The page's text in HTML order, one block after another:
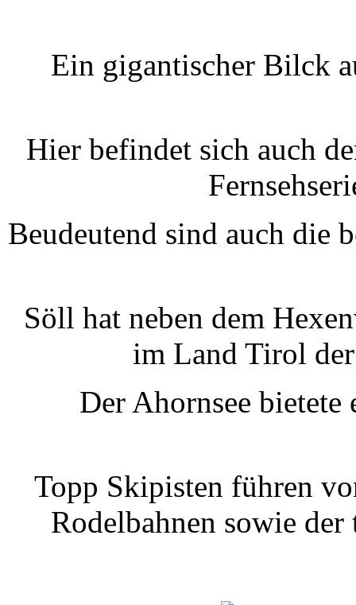
Ein gigantischer Bilck
Hier befindet sich auch
Beudeutend sind auch die
Söll hat neben dem
im Land Tirol
Der Ahornsee
Topp Skipisten führen
Rodelbahnen sowie